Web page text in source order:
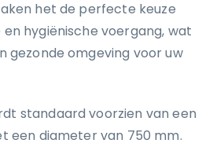
het de perfecte keuze
hygiënische voergang, wat
gezonde omgeving voor uw
standaard voorzien van een
een diameter van 750 mm.